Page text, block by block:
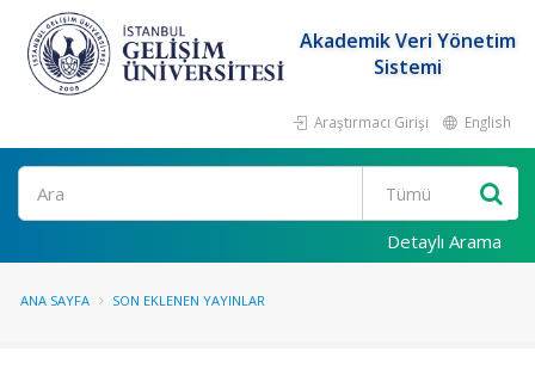
Akademik Veri Yönetim
Sistemi
Araştırmacı Girişi English
Ara
Detaylı Arama
ANA SAYFA SON EKLENEN YAYINLAR